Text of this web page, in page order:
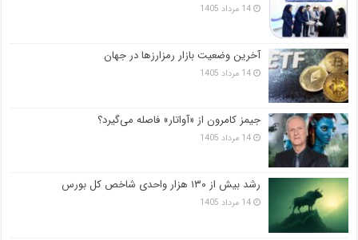
14 مرداد 1405
آخرین وضعیت بازار رمزارزها در جهان
14 مرداد 1405
جیمز کامرون از «آواتار» فاصله می‌گیرد؟
14 مرداد 1405
رشد بیش از ۱۳۰ هزار واحدی شاخص کل بورس
14 مرداد 1405